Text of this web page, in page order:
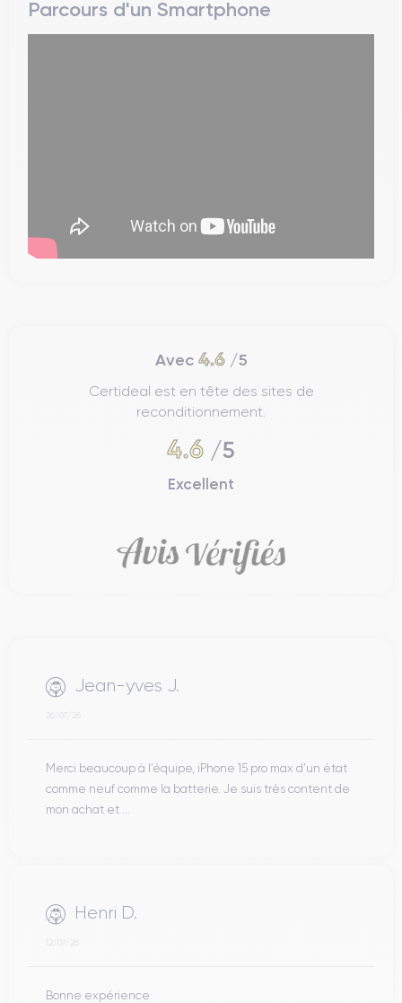
Parcours d'un Smartphone
Avec 4.6/5
Certideal est en tête des sites de
reconditionnement.
4.6 /5
Excellent
Jean-yves J.
26/07/26
Merci beaucoup à l’équipe, iPhone 15 pro max d’un état
comme neuf comme la batterie. Je suis très content de
mon achat et ...
Henri D.
12/07/26
Bonne expérience